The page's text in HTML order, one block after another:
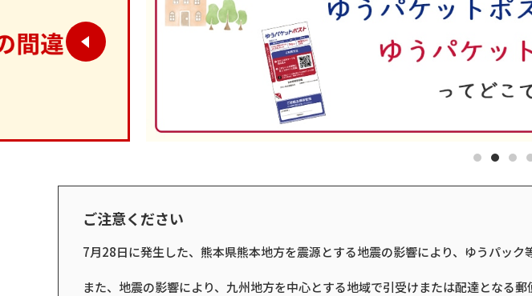
特殊切手
販売品（切手帳
等）
110円切手
ご注意ください
7月28日に発生した、熊本県熊本地方を震源とする地震の影響により、ゆうパック
また、地震の影響により、九州地方を中心とする地域で引受けまたは配達となる